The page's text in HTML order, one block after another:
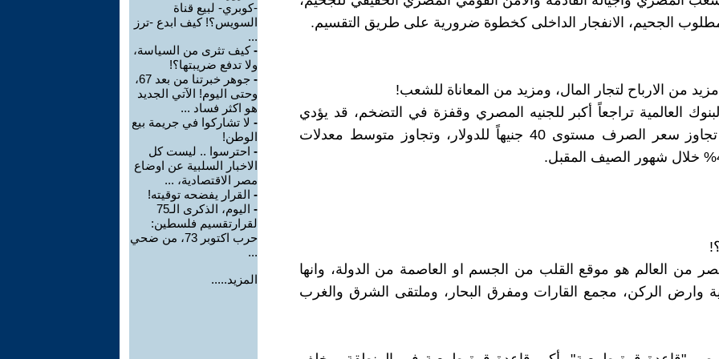
الجحيم، الانفجار الداخلى كخطوة ضرورية على طريق التقسيم.
من الارباح لتجار المال، ومزيد من المعاناة للشعب!
العالمية تراجعاً أكبر للجنيه المصري وقفزة في التضخم، قد يؤدي
مؤقتاً إلى تجاوز سعر الصرف مستوى 40 جنيهاً للدولار، وتجاوز متوسط معدلات
من العالم هو موقع القلب من الجسم او العاصمة من الدولة، وانها
وارض الركن، مجمع القارات ومفرق البحار، وملتقى الشرق والغرب
-كوبري- لبيع قناة
السويس؟! كيف ابدع -ترز
...
-كيف تثرى من السياسة،
ولا تدفع ضريبتها؟!
-
جوهر خبرتنا من بعد 67،
وحتى اليوم! الآتي الجديد
هو اكثر فساد ...
- لا تشاركوا في جريمة بيع
الوطن!
- احترسوا .. ليست كل
الاخبار السلبية عن اوضاع
مصر الاقتصادية، ...
- القرار يفضحه توقيته!
-
اليوم، الذكرى الـ75
لقرارتقسيم فلسطين:
حرب اكتوبر 73، من ضحي
...
المزيد.....